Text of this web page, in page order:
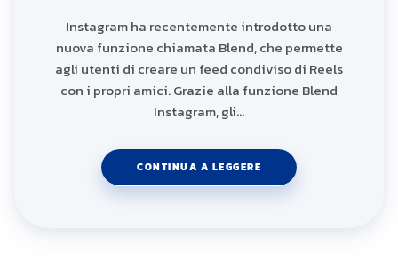
Instagram ha recentemente introdotto una
nuova funzione chiamata Blend, che permette
agli utenti di creare un feed condiviso di Reels
con i propri amici. Grazie alla funzione Blend
Instagram, gli…
CONTINUA A LEGGERE